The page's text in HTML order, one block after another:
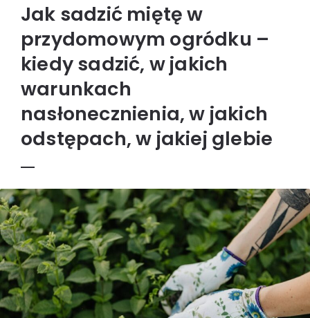
Jak sadzić miętę w
przydomowym ogródku –
kiedy sadzić, w jakich
warunkach
nasłonecznienia, w jakich
odstępach, w jakiej glebie